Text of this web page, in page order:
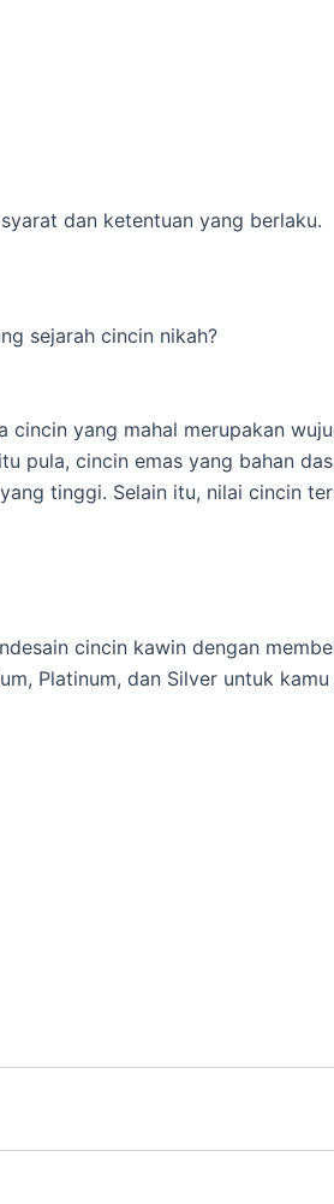
dan ketentuan yang berlaku.
sejarah cincin nikah?
cincin yang mahal merupakan
pula, cincin emas yang bahan
tinggi. Selain itu, nilai cincin
cincin kawin dengan
Platinum, dan Silver untuk